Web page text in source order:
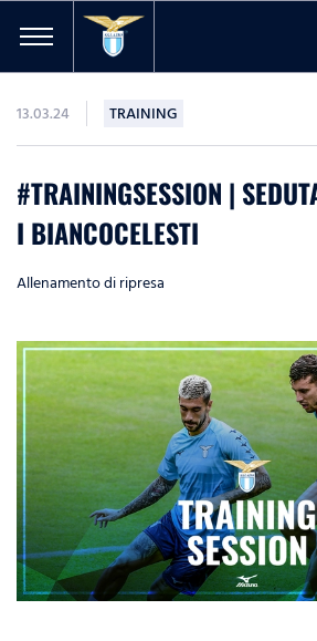
13.03.24 TRAINING
#TRAININGSESSION |
I BIANCOCELESTI
Allenamento di ripresa